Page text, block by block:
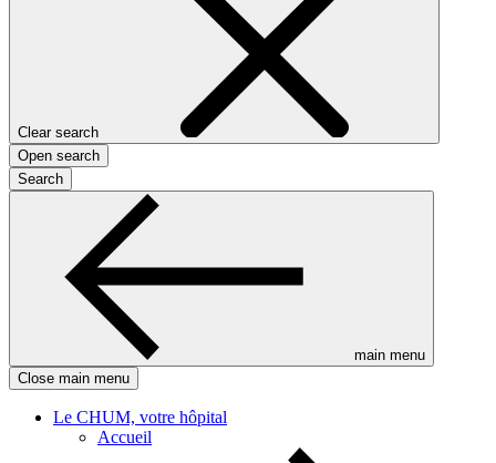
Clear search
Open search
Search
main menu
Close main menu
Le CHUM, votre hôpital
Accueil